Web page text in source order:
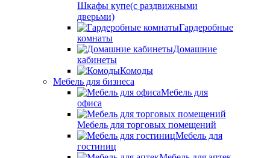
Шкафы купе(с раздвижными
дверьми)
Гардеробные
комнаты
Домашние
кабинеты
Комоды
Мебель для бизнеса
Мебель для
офиса
Мебель для торговых помещений
Мебель для
гостиниц